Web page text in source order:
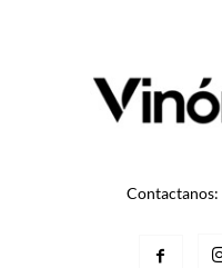
Contactanos: